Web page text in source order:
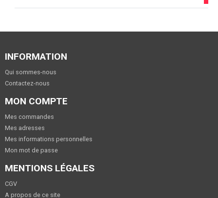
INFORMATION
Qui sommes-nous
Contactez-nous
MON COMPTE
Mes commandes
Mes adresses
Mes informations personnelles
Mon mot de passe
MENTIONS LÉGALES
CGV
A propos de ce site